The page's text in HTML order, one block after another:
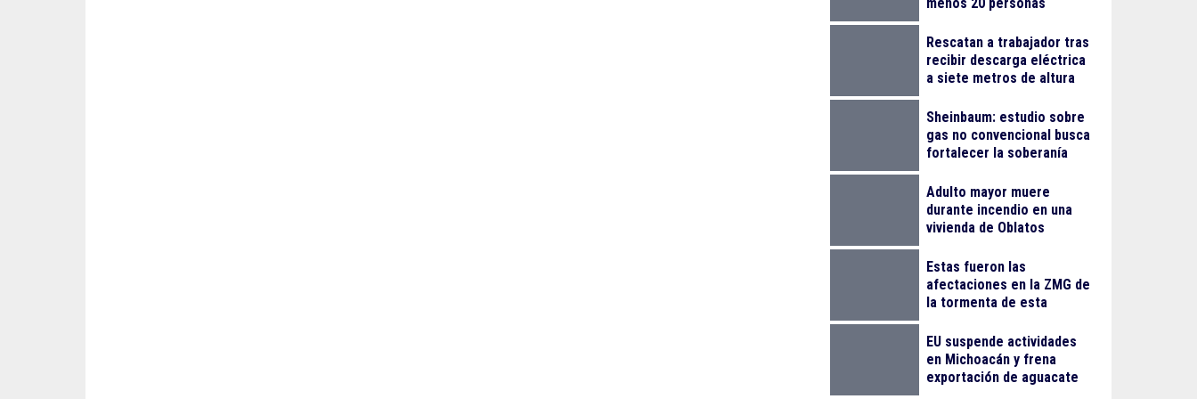
Rescatan a trabajador tras
recibir descarga eléctrica
a siete metros de altura
Sheinbaum: estudio sobre
gas no convencional busca
fortalecer la soberanía
Adulto mayor muere
durante incendio en una
vivienda de Oblatos
Estas fueron las
afectaciones en la ZMG de
la tormenta de esta
EU suspende actividades
en Michoacán y frena
exportación de aguacate